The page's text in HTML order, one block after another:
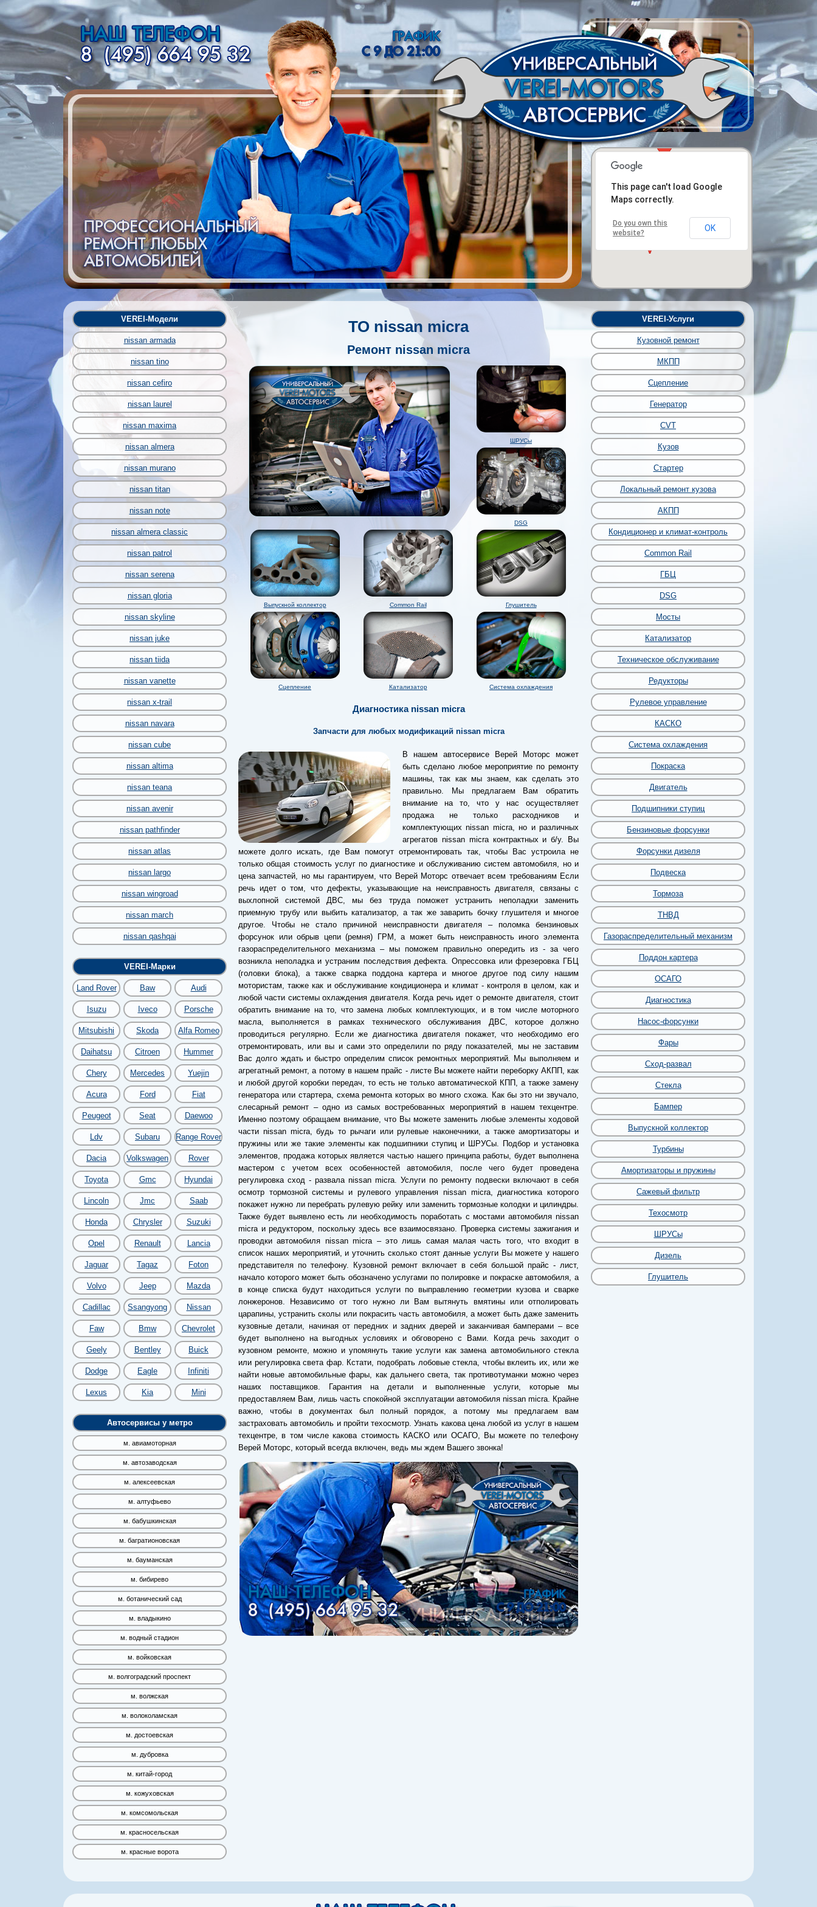
This page can't load Google
Maps correctly.
Do you own this
website?
OK
VEREI-Модели
nissan armada
nissan tino
nissan cefiro
nissan laurel
nissan maxima
nissan almera
nissan murano
nissan titan
nissan note
nissan almera classic
nissan patrol
nissan serena
nissan gloria
nissan skyline
nissan juke
nissan tiida
nissan vanette
nissan x-trail
nissan navara
nissan cube
nissan altima
nissan teana
nissan avenir
nissan pathfinder
nissan atlas
nissan largo
nissan wingroad
nissan march
nissan qashqai
VEREI-Марки
Land Rover Baw Audi
Isuzu Iveco Porsche
Mitsubishi Skoda Alfa Romeo
Daihatsu Citroen Hummer
Chery Mercedes Yuejin
Acura Ford Fiat
Peugeot Seat Daewoo
Ldv Subaru Range Rover
Dacia Volkswagen Rover
Toyota Gmc Hyundai
Lincoln Jmc Saab
Honda Chrysler Suzuki
Opel Renault Lancia
Jaguar Tagaz Foton
Volvo Jeep Mazda
Cadillac Ssangyong Nissan
Faw Bmw Chevrolet
Geely Bentley Buick
Dodge Eagle Infiniti
Lexus Kia Mini
Автосервисы у метро
м. авиамоторная
м. автозаводская
м. алексеевская
м. алтуфьево
м. бабушкинская
м. багратионовская
м. бауманская
м. бибирево
м. ботанический сад
м. владыкино
м. водный стадион
м. войковская
м. волгоградский проспект
м. волжская
м. волоколамская
м. достоевская
м. дубровка
м. китай-город
м. кожуховская
м. комсомольская
м. красносельская
м. красные ворота
ТО nissan micra
Ремонт nissan micra
ШРУСы
DSG
Выпускной коллектор Common Rail Глушитель
Сцепление Катализатор Система охлаждения
Диагностика nissan micra
Запчасти для любых модификаций nissan micra
В нашем автосервисе Верей Моторс может
быть сделано любое мероприятие по ремонту
машины, так как мы знаем, как сделать это
правильно. Мы предлагаем Вам обратить
внимание на то, что у нас осуществляет
продажа не только расходников и
комплектующих nissan micra, но и различных
агрегатов nissan micra контрактных и б/у. Вы
можете долго искать, где Вам помогут отремонтировать так, чтобы Вас устроила не
только общая стоимость услуг по диагностике и обслуживанию систем автомобиля, но и
цена запчастей, но мы гарантируем, что Верей Моторс отвечает всем требованиям Если
речь идет о том, что дефекты, указывающие на неисправность двигателя, связаны с
выхлопной системой ДВС, мы без труда поможет устранить неполадки заменить
приемную трубу или выбить катализатор, а так же заварить бочку глушителя и многое
другое. Чтобы не стало причиной неисправности двигателя – поломка бензиновых
форсунок или обрыв цепи (ремня) ГРМ, а может быть неисправность иного элемента
газораспределительного механизма – мы поможем правильно опередить из - за чего
возникла неполадка и устраним последствия дефекта. Опрессовка или фрезеровка ГБЦ
(головки блока), а также сварка поддона картера и многое другое под силу нашим
мотористам, также как и обслуживание кондиционера и климат - контроля в целом, как и
любой части системы охлаждения двигателя. Когда речь идет о ремонте двигателя, стоит
обратить внимание на то, что замена любых комплектующих, и в том числе моторного
масла, выполняется в рамках технического обслуживания ДВС, которое должно
проводиться регулярно. Если же диагностика двигателя покажет, что необходимо его
отремонтировать, или вы и сами это определили по ряду показателей, мы не заставим
Вас долго ждать и быстро определим список ремонтных мероприятий. Мы выполняем и
агрегатный ремонт, а потому в нашем прайс - листе Вы можете найти переборку АКПП, как
и любой другой коробки передач, то есть не только автоматической КПП, а также замену
генератора или стартера, схема ремонта которых во много схожа. Как бы это ни звучало,
слесарный ремонт – одно из самых востребованных мероприятий в нашем техцентре.
Именно поэтому обращаем внимание, что Вы можете заменить любые элементы ходовой
части nissan micra, будь то рычаги или рулевые наконечники, а также амортизаторы и
пружины или же такие элементы как подшипники ступиц и ШРУСы. Подбор и установка
элементов, продажа которых является частью нашего принципа работы, будет выполнена
мастером с учетом всех особенностей автомобиля, после чего будет проведена
регулировка сход - развала nissan micra. Услуги по ремонту подвески включают в себя
осмотр тормозной системы и рулевого управления nissan micra, диагностика которого
покажет нужно ли перебрать рулевую рейку или заменить тормозные колодки и цилиндры.
Также будет выявлено есть ли необходимость поработать с мостами автомобиля nissan
micra и редуктором, поскольку здесь все взаимосвязано. Проверка системы зажигания и
проводки автомобиля nissan micra – это лишь самая малая часть того, что входит в
список наших мероприятий, и уточнить сколько стоят данные услуги Вы можете у нашего
представителя по телефону. Кузовной ремонт включает в себя большой прайс - лист,
начало которого может быть обозначено услугами по полировке и покраске автомобиля, а
в конце списка будут находиться услуги по выправлению геометрии кузова и сварке
лонжеронов. Независимо от того нужно ли Вам вытянуть вмятины или отполировать
царапины, устранить сколы или покрасить часть автомобиля, а может быть даже заменить
кузовные детали, начиная от передних и задних дверей и заканчивая бамперами – все
будет выполнено на выгодных условиях и обговорено с Вами. Когда речь заходит о
кузовном ремонте, можно и упомянуть такие услуги как замена автомобильного стекла
или регулировка света фар. Кстати, подобрать лобовые стекла, чтобы вклеить их, или же
найти новые автомобильные фары, как дальнего света, так противотуманки можно через
наших поставщиков. Гарантия на детали и выполненные услуги, которые мы
предоставляем Вам, лишь часть спокойной эксплуатации автомобиля nissan micra. Крайне
важно, чтобы в документах был полный порядок, а потому мы предлагаем вам
застраховать автомобиль и пройти техосмотр. Узнать какова цена любой из услуг в нашем
техцентре, в том числе какова стоимость КАСКО или ОСАГО, Вы можете по телефону
Верей Моторс, который всегда включен, ведь мы ждем Вашего звонка!
VEREI-Услуги
Кузовной ремонт
МКПП
Сцепление
Генератор
CVT
Кузов
Стартер
Локальный ремонт кузова
АКПП
Кондиционер и климат-контроль
Common Rail
ГБЦ
DSG
Мосты
Катализатор
Техническое обслуживание
Редукторы
Рулевое управление
КАСКО
Система охлаждения
Покраска
Двигатель
Подшипники ступиц
Бензиновые форсунки
Форсунки дизеля
Подвеска
Тормоза
ТНВД
Газораспределительный механизм
Поддон картера
ОСАГО
Диагностика
Насос-форсунки
Фары
Сход-развал
Стекла
Бампер
Выпускной коллектор
Турбины
Амортизаторы и пружины
Сажевый фильтр
Техосмотр
ШРУСы
Дизель
Глушитель